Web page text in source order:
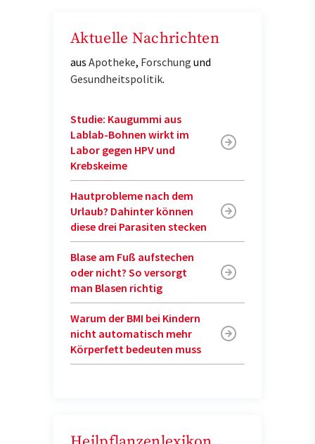
Aktuelle Nachrichten
aus Apotheke, Forschung und
Gesundheitspolitik.
Studie: Kaugummi aus
Lablab-Bohnen wirkt im
Labor gegen HPV und
Krebskeime
Hautprobleme nach dem
Urlaub? Dahinter können
diese drei Parasiten stecken
Blase am Fuß aufstechen
oder nicht? So versorgt
man Blasen richtig
Warum der BMI bei Kindern
nicht automatisch mehr
Körperfett bedeuten muss